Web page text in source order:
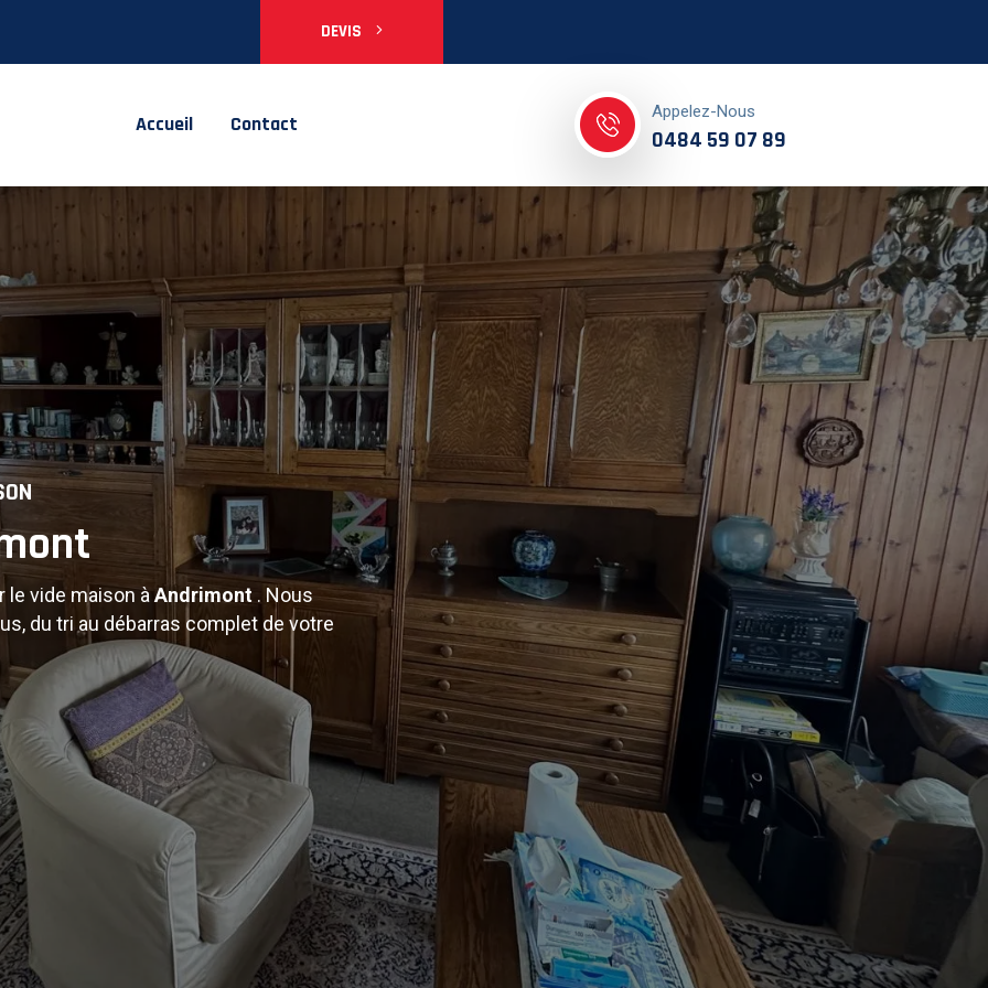
DEVIS
Accueil Contact Appelez-Nous
0484 59 07 89
le vide maison àAndrimont . Nous
du tri au débarras complet de votre
Vide
nous assurons un service de vide
s'occupe de tout : tri, démontage,